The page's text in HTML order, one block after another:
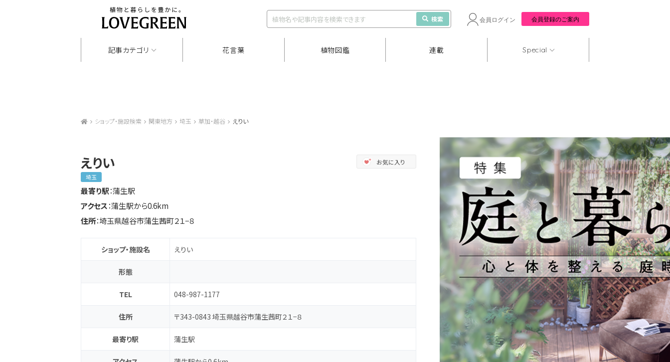
検索 会員ログイン 会員登録のご案内
記事カテゴリ 花言葉 植物図鑑 連載 Special
ショップ・施設検索 関東地方 埼玉 草加・越谷 えりい
えりい お気に入り
埼玉
最寄り駅：蒲生駅
アクセス：蒲生駅から0.6km
住所：埼玉県越谷市蒲生茜町２１−８
ショップ・施設名 えりい
形態
TEL 048-987-1177
住所 〒343-0843 埼玉県越谷市蒲生茜町２１−８
最寄り駅 蒲生駅